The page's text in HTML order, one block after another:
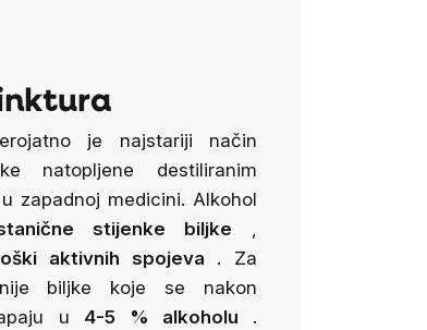
je najstariji način
natopljene destiliranim
zapadnoj medicini. Alkohol
stijenke biljke
,
aktivnih spojeva .
Za
biljke koje se nakon
u 4-5 % alkoholu
.